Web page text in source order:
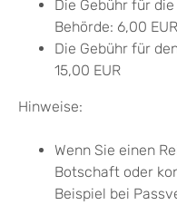
Die Gebühr für
Behörde: 6,00 EUR
Die Gebühr für
15,00 EUR
Hinweise:
Wenn Sie einen
Botschaft oder
Beispiel bei